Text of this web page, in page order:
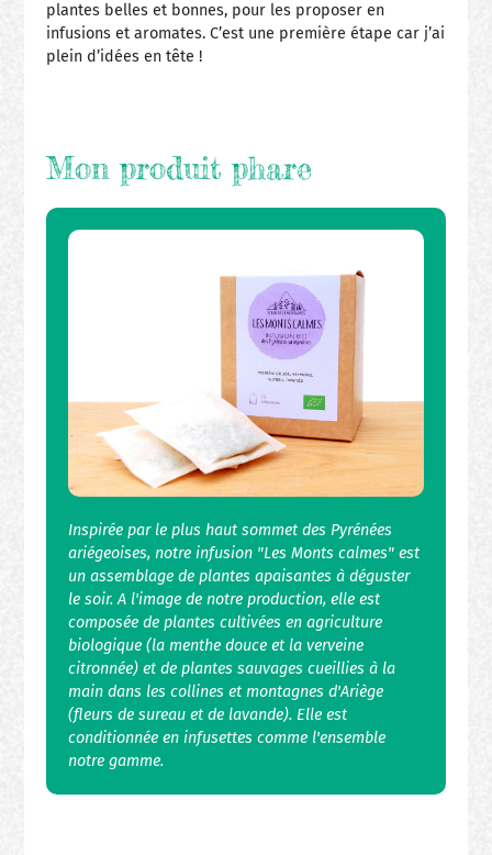
plantes belles et bonnes, pour les proposer en
infusions et aromates. C’est une première étape car j’ai
plein d’idées en tête !
Mon produit phare
Inspirée par le plus haut sommet des Pyrénées
ariégeoises, notre infusion "Les Monts calmes" est
un assemblage de plantes apaisantes à déguster
le soir. A l'image de notre production, elle est
composée de plantes cultivées en agriculture
biologique (la menthe douce et la verveine
citronnée) et de plantes sauvages cueillies à la
main dans les collines et montagnes d'Ariège
(fleurs de sureau et de lavande). Elle est
conditionnée en infusettes comme l'ensemble
notre gamme.